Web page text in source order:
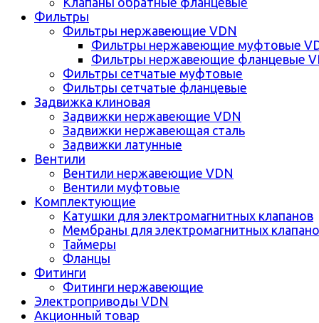
Фильтры
Фильтры нержавеющие VDN
Фильтры нержавеющие муфтовые
Фильтры нержавеющие фланцевые
Фильтры сетчатые муфтовые
Фильтры сетчатые фланцевые
Задвижка клиновая
Задвижки нержавеющие VDN
Задвижки нержавеющая сталь
Задвижки латунные
Вентили
Вентили нержавеющие VDN
Вентили муфтовые
Комплектующие
Катушки для электромагнитных клапанов
Мембраны для электромагнитных
Таймеры
Фланцы
Фитинги
Фитинги нержавеющие
Электроприводы VDN
Акционный товар